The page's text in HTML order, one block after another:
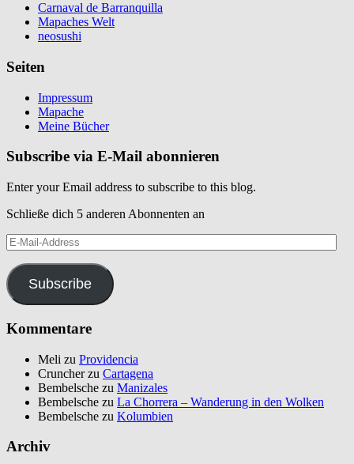
Carnaval de Barranquilla
Mapaches Welt
neosushi
Seiten
Impressum
Mapache
Meine Bücher
Subscribe via E-Mail abonnieren
Enter your Email address to subscribe to this blog.
Schließe dich 5 anderen Abonnenten an
E-
Mail-
Address
Subscribe
Kommentare
Meli zu Providencia
Cruncherzu Cartagena
Bembelsche zu Manizales
Bembelsche zu La Chorrera – Wanderung in den Wolken
Bembelsche zu Kolumbien
Archiv